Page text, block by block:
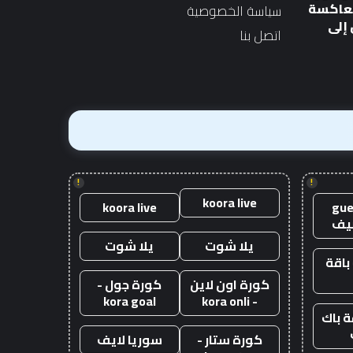
الوزراء
الجديد
الجديد
سياسة الخصوصية
اتصل بنا
!
باك
!
koora live
koora live
يلا شوت
يلا شوت
كورة اون لاين
- kora onli
كورة جول -
kora goal
كورة ستار -
سوريا لايف